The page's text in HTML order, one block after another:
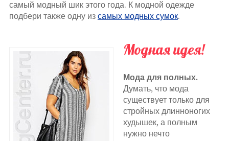
самый модный шик этого года. К модной одежде
подбери также одну из самых модных сумок.
Модная идея!
Мода для полных.
Думать, что мода
существует только для
стройных длинноногих
худышек, а полным
нужно нечто